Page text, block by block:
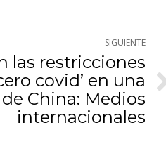
SIGUIENTE
las restricciones
covid’ en una
China: Medios
internacionales